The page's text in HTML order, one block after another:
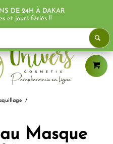
/
Masque
DE 24H À DAKAR
et jours fériés !!